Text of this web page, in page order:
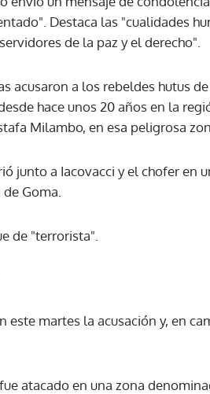
Gracias por suscribirte a
Destaca las "cualidades
de la paz y el derecho".
acusaron a los rebeldes hutus
hace unos 20 años en la
Milambo, en esa peligrosa
junto a Iacovacci y el chofer en
Goma.
de "terrorista".
este martes la acusación y, en
atacado en una zona